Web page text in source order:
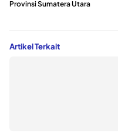
Provinsi Sumatera Utara
Artikel Terkait